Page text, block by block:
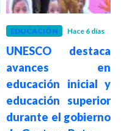
EDUCACIÓN Hace 6 días
UNESCO destaca
avances en
educación inicial y
educación superior
durante el gobierno